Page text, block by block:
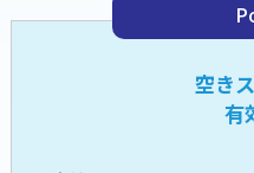
空き
有